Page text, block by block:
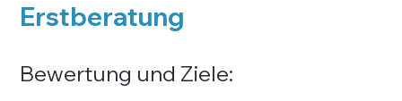
Erstberatung
Bewertung und Ziele: